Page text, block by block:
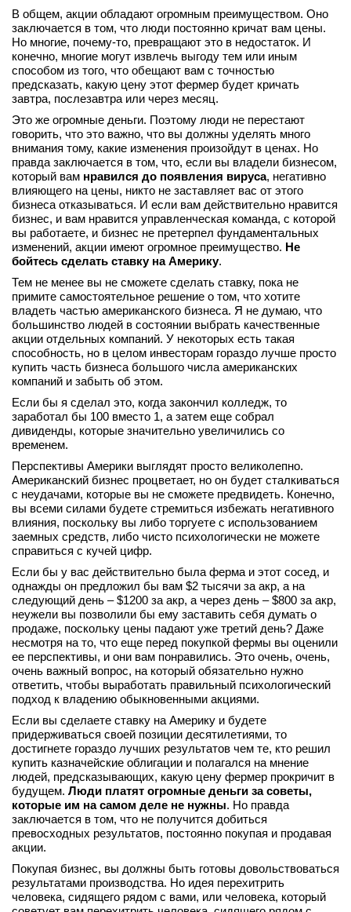
В общем, акции обладают огромным преимуществом. Оно
заключается в том, что люди постоянно кричат вам цены.
Но многие, почему-то, превращают это в недостаток. И
конечно, многие могут извлечь выгоду тем или иным
способом из того, что обещают вам с точностью
предсказать, какую цену этот фермер будет кричать
завтра, послезавтра или через месяц.
Это же огромные деньги. Поэтому люди не перестают
говорить, что это важно, что вы должны уделять много
внимания тому, какие изменения произойдут в ценах. Но
правда заключается в том, что, если вы владели бизнесом,
который вам нравился до появления вируса, негативно
влияющего на цены, никто не заставляет вас от этого
бизнеса отказываться. И если вам действительно нравится
бизнес, и вам нравится управленческая команда, с которой
вы работаете, и бизнес не претерпел фундаментальных
изменений, акции имеют огромное преимущество. Не
бойтесь сделать ставку на Америку.
Тем не менее вы не сможете сделать ставку, пока не
примите самостоятельное решение о том, что хотите
владеть частью американского бизнеса. Я не думаю, что
большинство людей в состоянии выбрать качественные
акции отдельных компаний. У некоторых есть такая
способность, но в целом инвесторам гораздо лучше просто
купить часть бизнеса большого числа американских
компаний и забыть об этом.
Если бы я сделал это, когда закончил колледж, то
заработал бы 100 вместо 1, а затем еще собрал
дивиденды, которые значительно увеличились со
временем.
Перспективы Америки выглядят просто великолепно.
Американский бизнес процветает, но он будет сталкиваться
с неудачами, которые вы не сможете предвидеть. Конечно,
вы всеми силами будете стремиться избежать негативного
влияния, поскольку вы либо торгуете с использованием
заемных средств, либо чисто психологически не можете
справиться с кучей цифр.
Если бы у вас действительно была ферма и этот сосед, и
однажды он предложил бы вам $2 тысячи за акр, а на
следующий день – $1200 за акр, а через день – $800 за акр,
неужели вы позволили бы ему заставить себя думать о
продаже, поскольку цены падают уже третий день? Даже
несмотря на то, что еще перед покупкой фермы вы оценили
ее перспективы, и они вам понравились. Это очень, очень,
очень важный вопрос, на который обязательно нужно
ответить, чтобы выработать правильный психологический
подход к владению обыкновенными акциями.
Если вы сделаете ставку на Америку и будете
придерживаться своей позиции десятилетиями, то
достигнете гораздо лучших результатов чем те, кто решил
купить казначейские облигации и полагался на мнение
людей, предсказывающих, какую цену фермер прокричит в
будущем. Люди платят огромные деньги за советы,
которые им на самом деле не нужны. Но правда
заключается в том, что не получится добиться
превосходных результатов, постоянно покупая и продавая
акции.
Покупая бизнес, вы должны быть готовы довольствоваться
результатами производства. Но идея перехитрить
человека, сидящего рядом с вами, или человека, который